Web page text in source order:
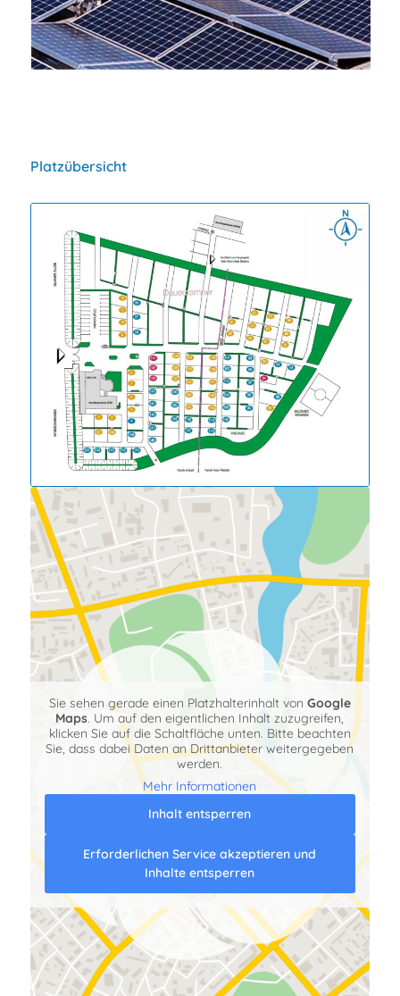
Hier findest Du uns
Sie sehen gerade einen Platzhalterinhalt von Google
Maps. Um auf den eigentlichen Inhalt zuzugreifen,
klicken Sie auf die Schaltfläche unten. Bitte beachten
Sie, dass dabei Daten an Drittanbieter weitergegeben
werden.
Mehr Informationen
Inhalt entsperren
Erforderlichen Service akzeptieren und
Inhalte entsperren
Platzübersicht